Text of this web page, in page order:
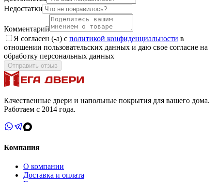
Недостатки
Комментарий
Я согласен (-а) с политикой конфиденциальности в
отношении пользовательских данных и даю свое согласие на
обработку персональных данных
Отправить отзыв
Качественные двери и напольные покрытия для вашего дома.
Работаем с 2014 года.
Компания
О компании
Доставка и оплата